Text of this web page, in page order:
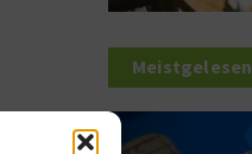
Meistgelesen